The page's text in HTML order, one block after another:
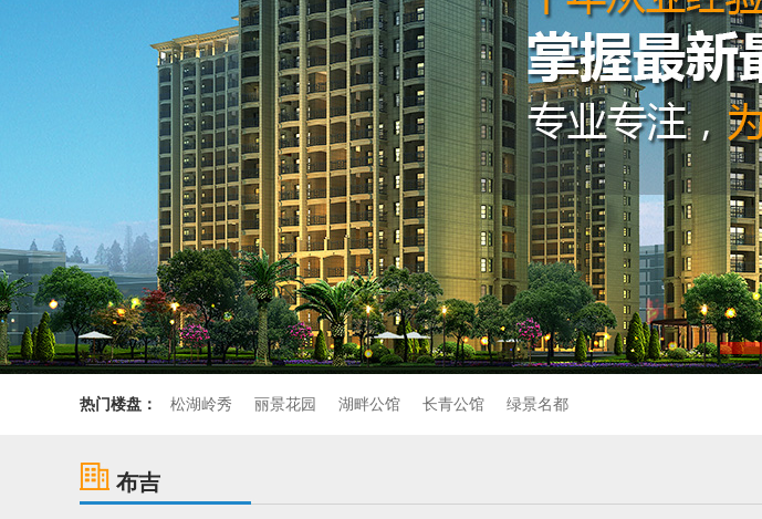
热门楼盘： 松湖岭秀 丽景花园 湖畔公馆 长青公馆 绿景名都
布吉